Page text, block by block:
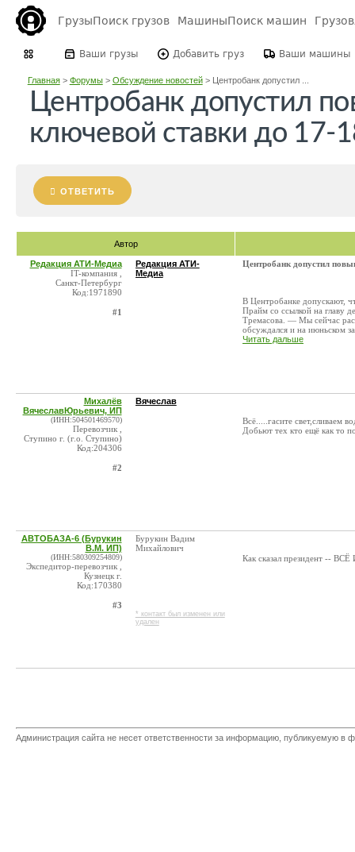
ГрузыПоиск грузов МашиныПоиск машин
Ваши грузы Добавить груз Ваши машины
Главная> Форумы> Обсуждение новостей> Центробанк допустил ...
Центробанк допустил
ключевой ставки до 17-
ОТВЕТИТЬ
Автор
Редакция АТИ-Медиа
IT-компания ,
Санкт-Петербург
Код:1971890
#1
Редакция АТИ-
Медиа
Центробанк допустил
В Центробанке допускают,
Прайм со ссылкой на главу
Тремасова. — Мы сейчас
обсуждался и на июньском
Читать дальше
Михалёв
ВячеславЮрьевич, ИП
(ИНН:504501469570)
Перевозчик ,
Ступино г. (г.о. Ступино)
Код:204306
#2
Вячеслав
Всё.....гасите свет,сливаем
Добьют тех кто ещё как то
АВТОБАЗА-6 (Бурукин
В.М. ИП)
(ИНН:580309254809)
Экспедитор-перевозчик ,
Кузнецк г.
Код:170380
#3
Бурукин Вадим
Михайлович
* контакт был изменен или
удален
Как сказал президент --
Администрация сайта не несет ответственности за информацию, публикуемую